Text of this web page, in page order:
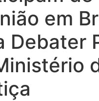
em
Debater